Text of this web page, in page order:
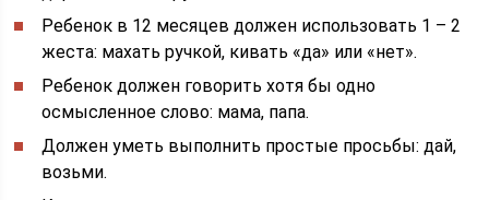
Ребенок в 12 месяцев должен использовать 1 – 2
жеста: махать ручкой, кивать «да» или «нет».
Ребенок должен говорить хотя бы одно
осмысленное слово: мама, папа.
Должен уметь выполнить простые просьбы: дай,
возьми.